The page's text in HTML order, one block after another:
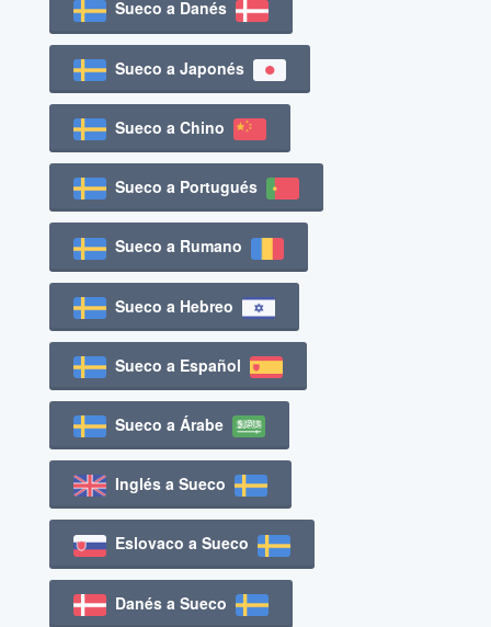
Sueco a Danés
Sueco a Japonés
Sueco a Chino
Sueco a Portugués
Sueco a Rumano
Sueco a Hebreo
Sueco a Español
Sueco a Árabe
Inglés a Sueco
Eslovaco a Sueco
Danés a Sueco